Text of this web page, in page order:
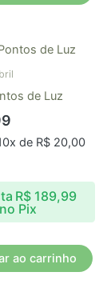
de Luz
de R$20,00
R$ 189,99
no Pix
ao carrinho